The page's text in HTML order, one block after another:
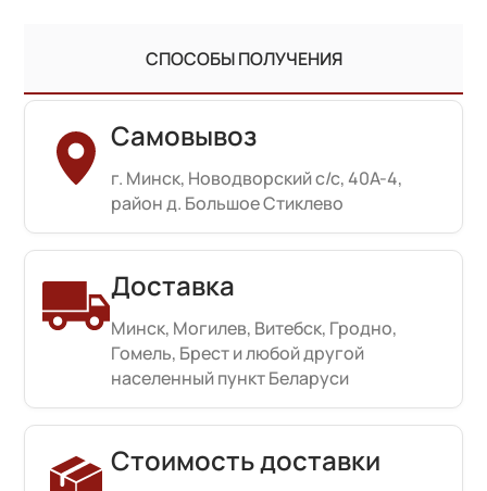
СПОСОБЫ ПОЛУЧЕНИЯ
Самовывоз
г. Минск, Новодворский с/с, 40А-4,
район д. Большое Стиклево
Доставка
Минск, Могилев, Витебск, Гродно,
Гомель, Брест и любой другой
населенный пункт Беларуси
Стоимость доставки